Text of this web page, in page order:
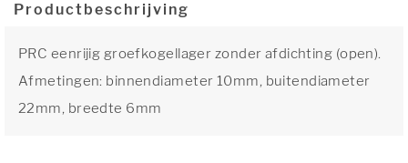
Productbeschrijving
PRC eenrijig groefkogellager zonder afdichting (open).
Afmetingen: binnendiameter 10mm, buitendiameter
22mm, breedte 6mm